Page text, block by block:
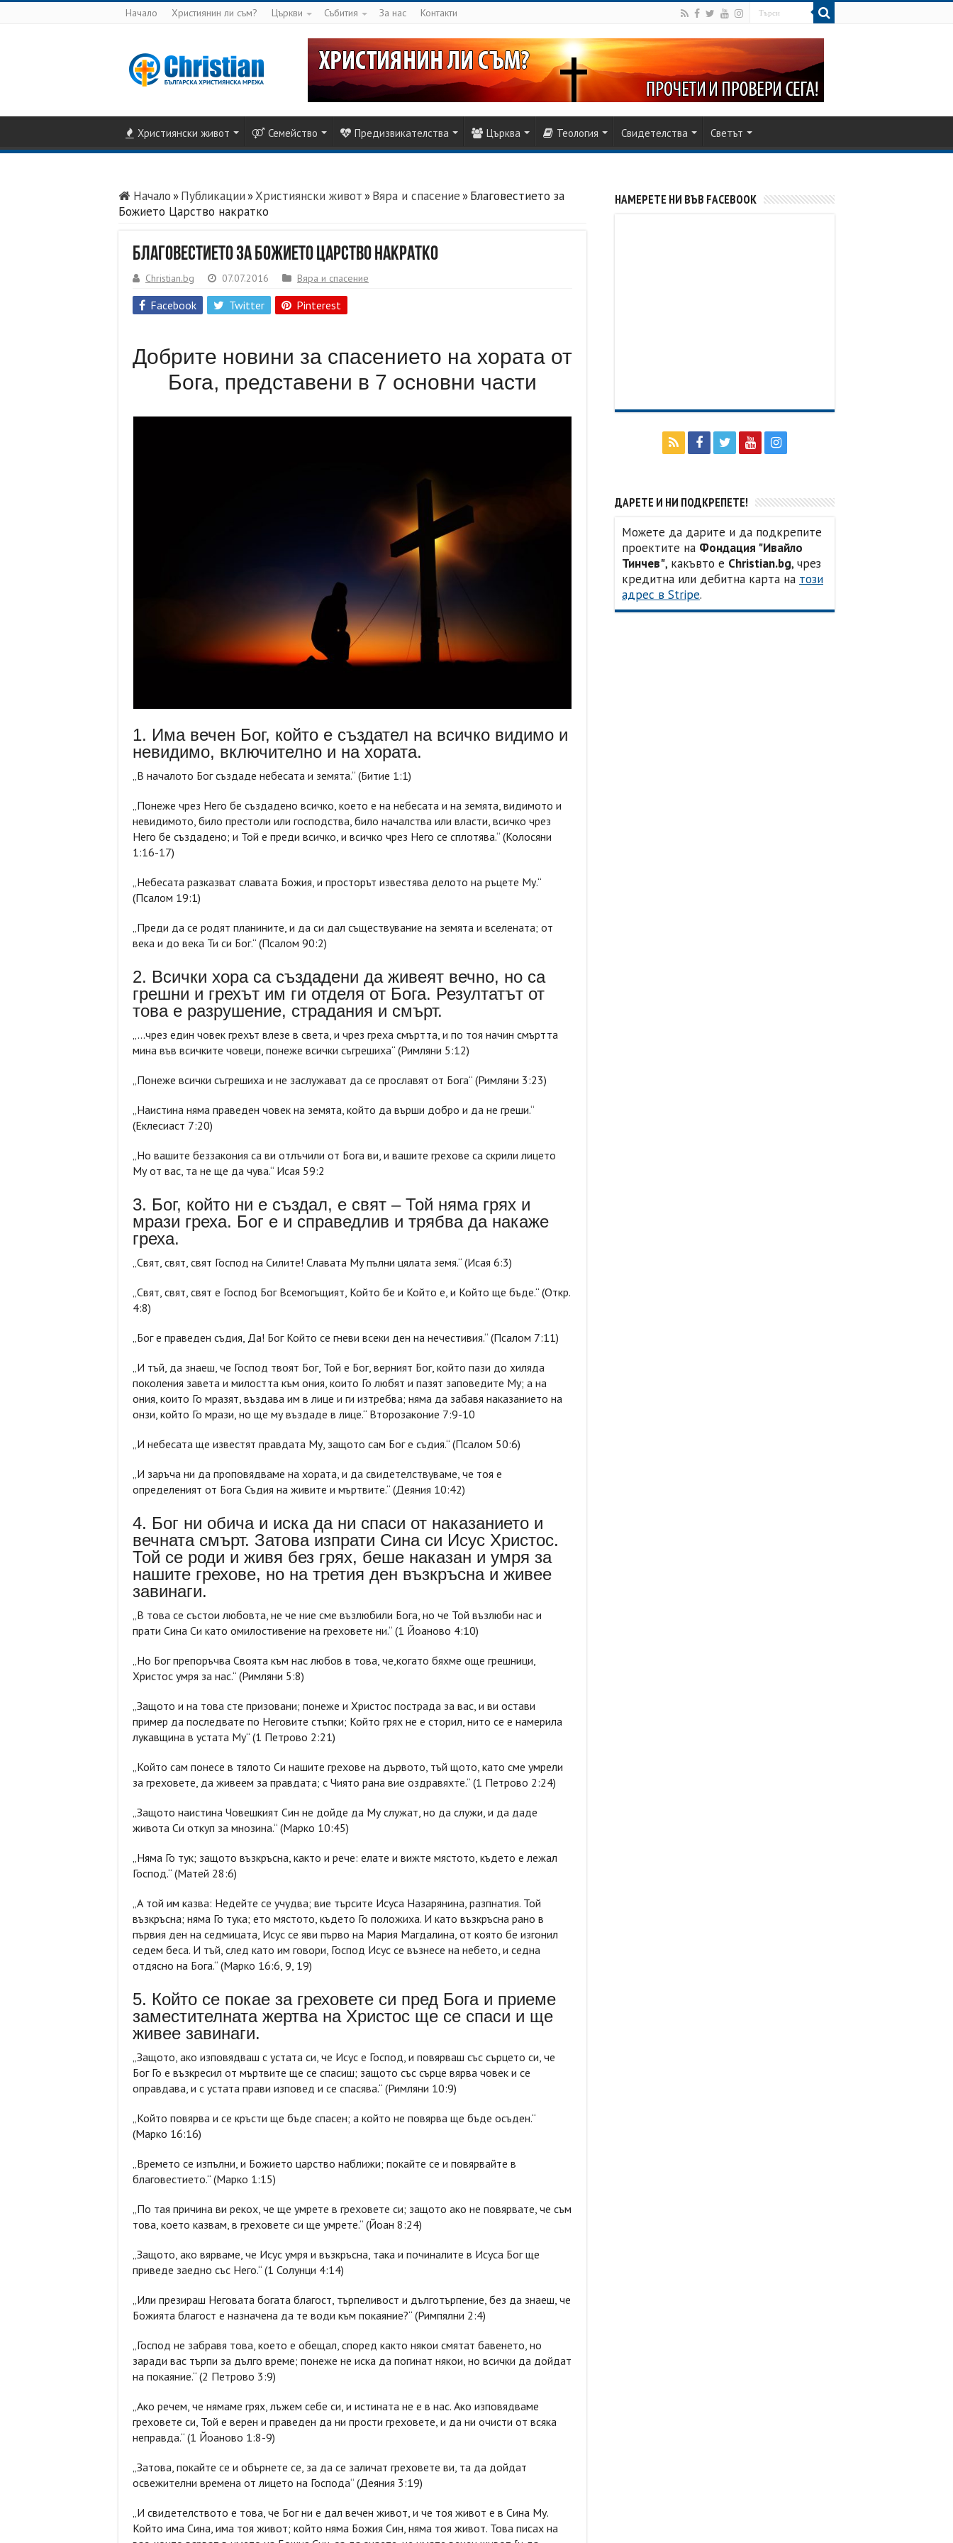
Начало Християнин ли съм? Църкви Събития За нас Контакти
Християнски живот Семейство Предизвикателства Църква Теология Свидетелства Светът
Начало»Публикации»Християнски живот»Вяра и спасение»Благовестието за
Божието Царство накратко
Благовестието за Божието Царство накратко
Christian.bg 07.07.2016 Вяра и спасение
Facebook Twitter Pinterest
Добрите новини за спасението на хората от
Бога, представени в 7 основни части
1. Има вечен Бог, който е създател на всичко видимо и
невидимо, включително и на хората.
„В началото Бог създаде небесата и земята.“ (Битие 1:1)
„Понеже чрез Него бе създадено всичко, което е на небесата и на земята, видимото и
невидимото, било престоли или господства, било началства или власти, всичко чрез
Него бе създадено; и Той е преди всичко, и всичко чрез Него се сплотява.“ (Колосяни
1:16-17)
„Небесата разказват славата Божия, и просторът известява делото на ръцете Му.“
(Псалом 19:1)
„Преди да се родят планините, и да си дал съществувание на земята и вселената; от
века и до века Ти си Бог.“ (Псалом 90:2)
2. Всички хора са създадени да живеят вечно, но са
грешни и грехът им ги отделя от Бога. Резултатът от
това е разрушение, страдания и смърт.
„…чрез един човек грехът влезе в света, и чрез греха смъртта, и по тоя начин смъртта
мина във всичките човеци, понеже всички съгрешиха“ (Римляни 5:12)
„Понеже всички съгрешиха и не заслужават да се прославят от Бога“ (Римляни 3:23)
„Наистина няма праведен човек на земята, който да върши добро и да не греши.“
(Еклесиаст 7:20)
„Но вашите беззакония са ви отлъчили от Бога ви, и вашите грехове са скрили лицето
Му от вас, та не ще да чува.“ Исая 59:2
3. Бог, който ни е създал, е свят – Той няма грях и
мрази греха. Бог е и справедлив и трябва да накаже
греха.
„Свят, свят, свят Господ на Силите! Славата Му пълни цялата земя.“ (Исая 6:3)
„Свят, свят, свят е Господ Бог Всемогъщият, Който бе и Който е, и Който ще бъде.“ (Откр.
4:8)
„Бог е праведен съдия, Да! Бог Който се гневи всеки ден на нечестивия.“ (Псалом 7:11)
„И тъй, да знаеш, че Господ твоят Бог, Той е Бог, верният Бог, който пази до хиляда
поколения завета и милостта към ония, които Го любят и пазят заповедите Му; а на
ония, които Го мразят, въздава им в лице и ги изтребва; няма да забавя наказанието на
онзи, който Го мрази, но ще му въздаде в лице.“ Второзаконие 7:9-10
„И небесата ще известят правдата Му, защото сам Бог е съдия.“ (Псалом 50:6)
„И заръча ни да проповядваме на хората, и да свидетелствуваме, че тоя е
определеният от Бога Съдия на живите и мъртвите.“ (Деяния 10:42)
4. Бог ни обича и иска да ни спаси от наказанието и
вечната смърт. Затова изпрати Сина си Исус Христос.
Той се роди и живя без грях, беше наказан и умря за
нашите грехове, но на третия ден възкръсна и живее
завинаги.
„В това се състои любовта, не че ние сме възлюбили Бога, но че Той възлюби нас и
прати Сина Си като омилостивение на греховете ни.“ (1 Йоаново 4:10)
„Но Бог препоръчва Своята към нас любов в това, че,когато бяхме още грешници,
Христос умря за нас.“ (Римляни 5:8)
„Защото и на това сте призовани; понеже и Христос пострада за вас, и ви остави
пример да последвате по Неговите стъпки; Който грях не е сторил, нито се е намерила
лукавщина в устата Му“ (1 Петрово 2:21)
„Който сам понесе в тялото Си нашите грехове на дървото, тъй щото, като сме умрели
за греховете, да живеем за правдата; с Чиято рана вие оздравяхте.“ (1 Петрово 2:24)
„Защото наистина Човешкият Син не дойде да Му служат, но да служи, и да даде
живота Си откуп за мнозина.“ (Марко 10:45)
„Няма Го тук; защото възкръсна, както и рече: елате и вижте мястото, където е лежал
Господ.“ (Матей 28:6)
„А той им казва: Недейте се учудва; вие търсите Исуса Назарянина, разпнатия. Той
възкръсна; няма Го тука; ето мястото, където Го положиха. И като възкръсна рано в
първия ден на седмицата, Исус се яви първо на Мария Магдалина, от която бе изгонил
седем беса. И тъй, след като им говори, Господ Исус се възнесе на небето, и седна
отдясно на Бога.“ (Марко 16:6, 9, 19)
5. Който се покае за греховете си пред Бога и приеме
заместителната жертва на Христос ще се спаси и ще
живее завинаги.
„Защото, ако изповядваш с устата си, че Исус е Господ, и повярваш със сърцето си, че
Бог Го е възкресил от мъртвите ще се спасиш; защото със сърце вярва човек и се
оправдава, и с устата прави изповед и се спасява.“ (Римляни 10:9)
„Който повярва и се кръсти ще бъде спасен; а който не повярва ще бъде осъден.“
(Марко 16:16)
„Времето се изпълни, и Божието царство наближи; покайте се и повярвайте в
благовестието.“ (Марко 1:15)
„По тая причина ви рекох, че ще умрете в греховете си; защото ако не повярвате, че съм
това, което казвам, в греховете си ще умрете.“ (Йоан 8:24)
„Защото, ако вярваме, че Исус умря и възкръсна, така и починалите в Исуса Бог ще
приведе заедно със Него.“ (1 Солунци 4:14)
„Или презираш Неговата богата благост, търпеливост и дълготърпение, без да знаеш, че
Божията благост е назначена да те води към покаяние?“ (Римпялни 2:4)
„Господ не забравя това, което е обещал, според както някои смятат бавенето, но
заради вас търпи за дълго време; понеже не иска да погинат някои, но всички да дойдат
на покаяние.“ (2 Петрово 3:9)
„Ако речем, че нямаме грях, лъжем себе си, и истината не е в нас. Ако изповядваме
греховете си, Той е верен и праведен да ни прости греховете, и да ни очисти от всяка
неправда.“ (1 Йоаново 1:8-9)
„Затова, покайте се и обърнете се, за да се заличат греховете ви, та да дойдат
освежителни времена от лицето на Господа“ (Деяния 3:19)
„И свидетелството е това, че Бог ни е дал вечен живот, и че тоя живот е в Сина Му.
Който има Сина, има тоя живот; който няма Божия Син, няма тоя живот. Това писах на
НАМЕРЕТЕ НИ ВЪВ FACEBOOK
ДАРЕТЕ И НИ ПОДКРЕПЕТЕ!
Можете да дарите и да подкрепите
проектите на Фондация "Ивайло
Тинчев", какъвто е Christian.bg, чрез
кредитна или дебитна карта на този
адрес в Stripe.